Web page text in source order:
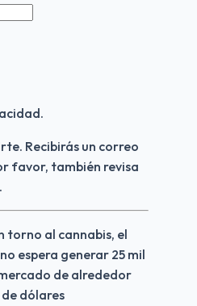
Recibirás un correo
favor, también revisa
torno al cannabis, el
espera generar 25 mil
de alrededor
dólares